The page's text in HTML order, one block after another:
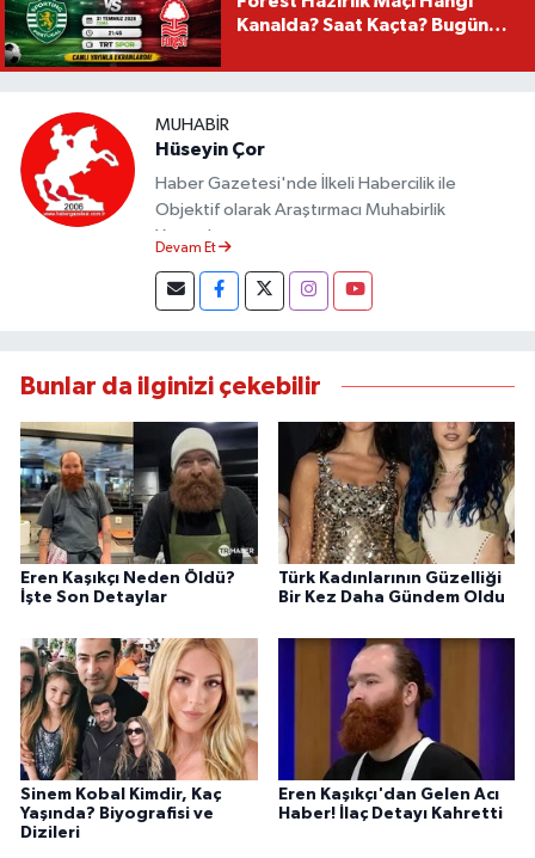
Kanalda? Saat Kaçta? Bugün
MUHABIR
Hüseyin Çor
Haber Gazetesi'nde İlkeli Habercilik ile
Objektif olarak Araştırmacı Muhabirlik
Yapmaktayım.
Devam Et
Bunlar da ilginizi çekebilir
Eren Kaşıkçı Neden Öldü?
İşte Son Detaylar
Türk Kadınlarının Güzelliği
Bir Kez Daha Gündem Oldu
Sinem Kobal Kimdir, Kaç
Yaşında? Biyografisi ve
Dizileri
Eren Kaşıkçı'dan Gelen Acı
Haber! İlaç Detayı Kahretti